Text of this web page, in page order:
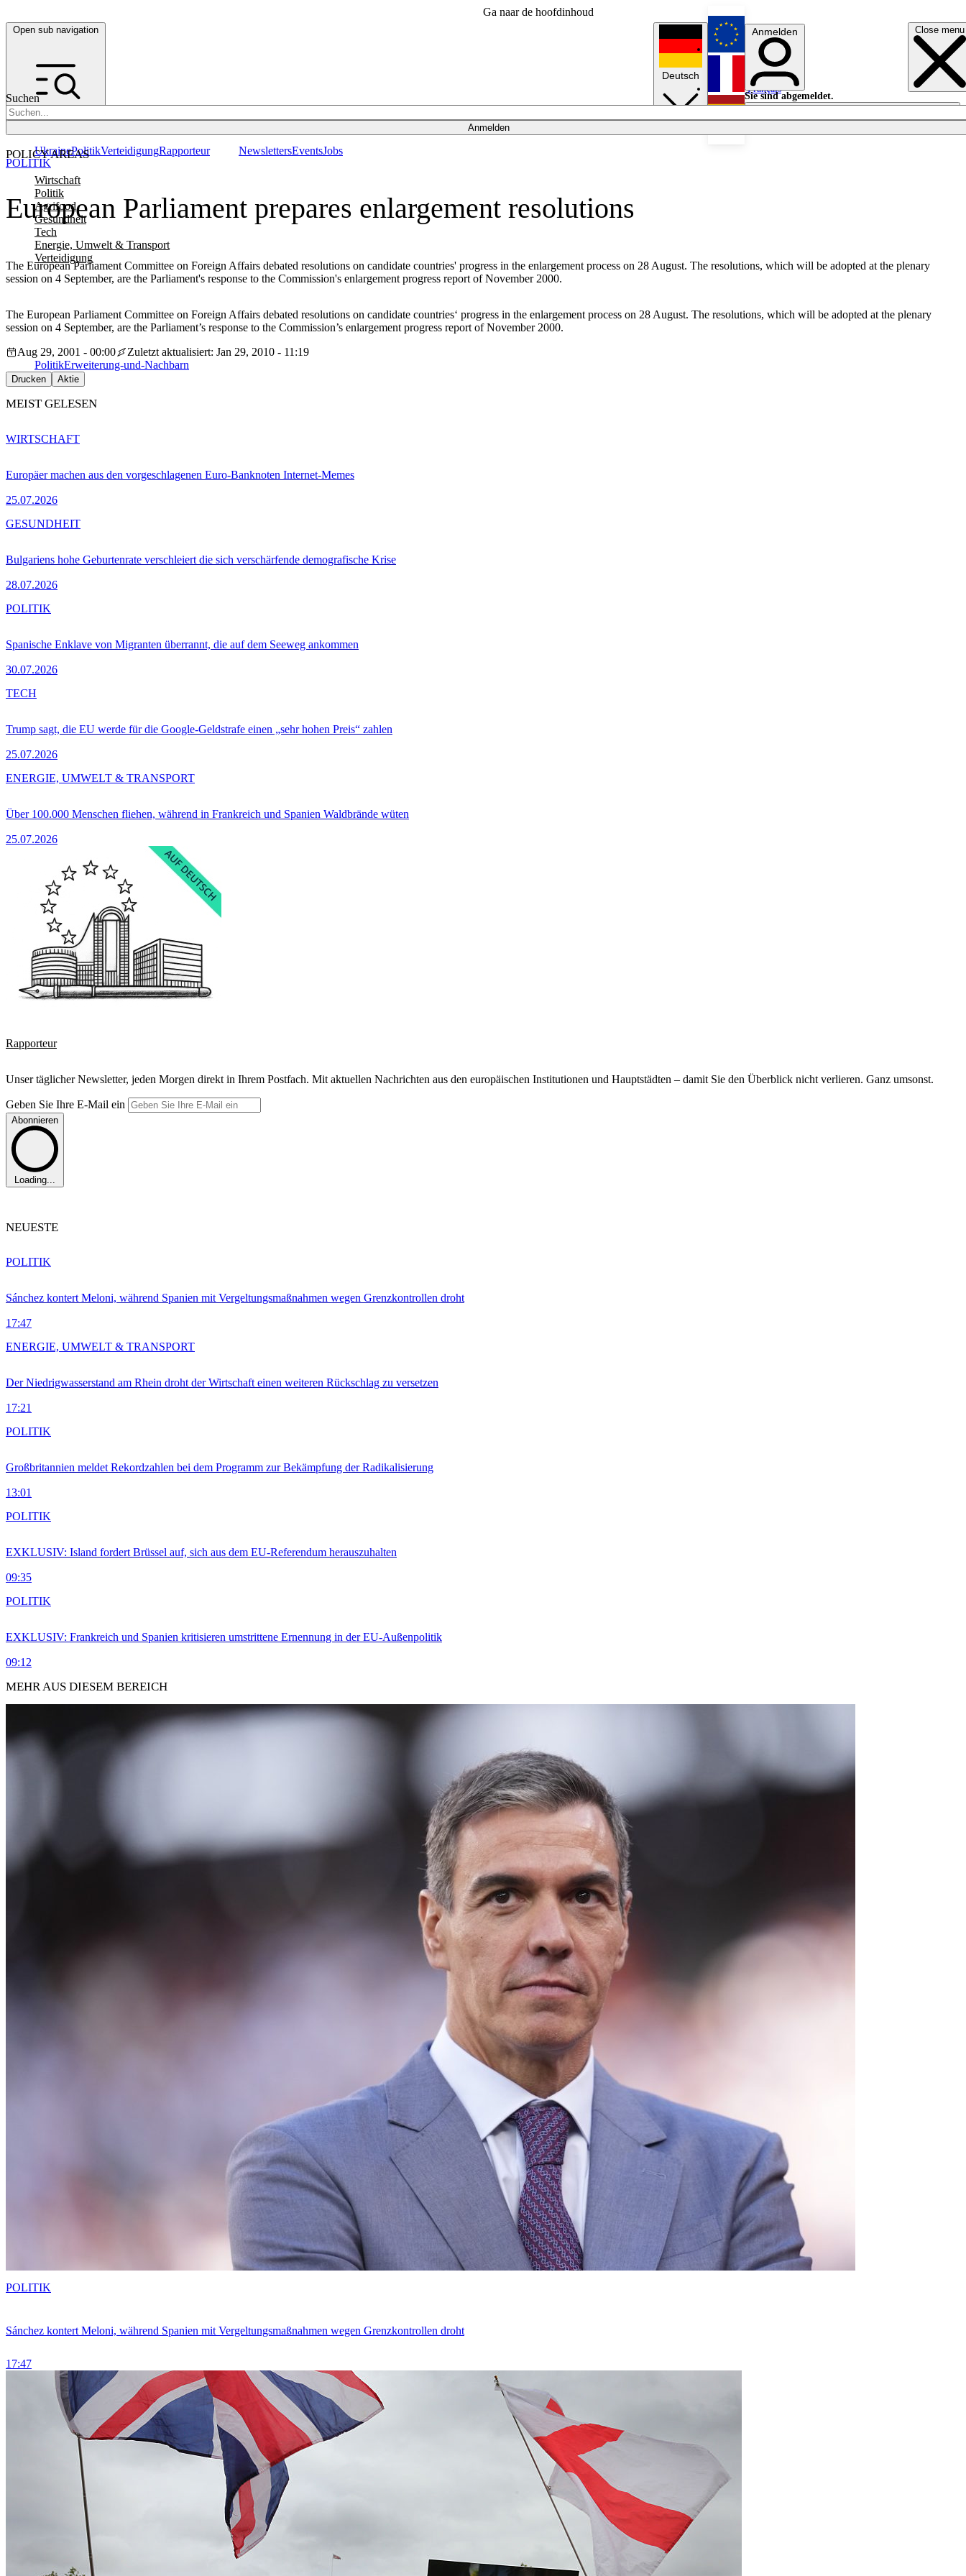
Ga naar de hoofdinhoud
Open sub navigation Close menu
Suchen
Anmelden
POLICY AREAS
Wirtschaft
Politik
Agrifood
Gesundheit
Tech
Energie, Umwelt & Transport
Verteidigung
UkrainePolitikVerteidigungRapporteur NewslettersEventsJobs
Deutsch
English
Français
Anmelden
Sie sind abgemeldet.
Anmelden
Licht aus
European Parliament prepares enlargement resolutions
The European Parliament Committee on Foreign Affairs debated resolutions on candidate countries' progress in the enlargement process on 28 August. The resolutions, which will be adopted at the plenary
session on 4 September, are the Parliament's response to the Commission's enlargement progress report of November 2000.
POLITIK
The European Parliament Committee on Foreign Affairs debated resolutions on candidate countries‘ progress in the enlargement process on 28 August. The resolutions, which will be adopted at the plenary
session on 4 September, are the Parliament’s response to the Commission’s enlargement progress report of November 2000.
Aug 29, 2001 - 00:00
Zuletzt aktualisiert: Jan 29, 2010 - 11:19
PolitikErweiterung-und-Nachbarn
Drucken Aktie
MEIST GELESEN
Europäer machen aus den vorgeschlagenen Euro-Banknoten Internet-Memes
25.07.2026
WIRTSCHAFT
Bulgariens hohe Geburtenrate verschleiert die sich verschärfende demografische Krise
28.07.2026
GESUNDHEIT
Spanische Enklave von Migranten überrannt, die auf dem Seeweg ankommen
30.07.2026
POLITIK
Trump sagt, die EU werde für die Google-Geldstrafe einen „sehr hohen Preis“ zahlen
25.07.2026
TECH
Über 100.000 Menschen fliehen, während in Frankreich und Spanien Waldbrände wüten
25.07.2026
ENERGIE, UMWELT & TRANSPORT
Rapporteur
Unser täglicher Newsletter, jeden Morgen direkt in Ihrem Postfach. Mit aktuellen Nachrichten aus den europäischen Institutionen und Hauptstädten – damit Sie den Überblick nicht verlieren. Ganz umsonst.
Geben Sie Ihre E-Mail ein
Abonnieren
Loading...
NEUESTE
Sánchez kontert Meloni, während Spanien mit Vergeltungsmaßnahmen wegen Grenzkontrollen droht
17:47
POLITIK
Der Niedrigwasserstand am Rhein droht der Wirtschaft einen weiteren Rückschlag zu versetzen
17:21
ENERGIE, UMWELT & TRANSPORT
Großbritannien meldet Rekordzahlen bei dem Programm zur Bekämpfung der Radikalisierung
13:01
POLITIK
EXKLUSIV: Island fordert Brüssel auf, sich aus dem EU-Referendum herauszuhalten
09:35
POLITIK
EXKLUSIV: Frankreich und Spanien kritisieren umstrittene Ernennung in der EU-Außenpolitik
09:12
POLITIK
MEHR AUS DIESEM BEREICH
Sánchez kontert Meloni, während Spanien mit Vergeltungsmaßnahmen wegen Grenzkontrollen droht
17:47
POLITIK